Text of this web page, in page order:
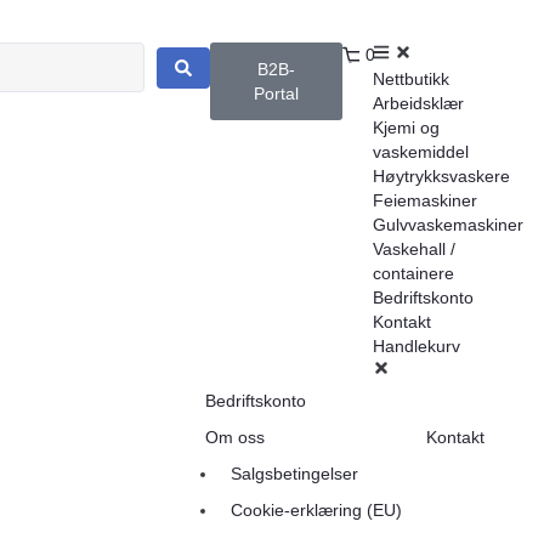
B2B-
Portal
0
Nettbutikk
Arbeidsklær
Kjemi og
vaskemiddel
Høytrykksvaskere
Feiemaskiner
Gulvvaskemaskiner
Vaskehall /
containere
Bedriftskonto
Kontakt
Handlekurv
Bedriftskonto
Om oss
Salgsbetingelser
Cookie-erklæring (EU)
Kontakt